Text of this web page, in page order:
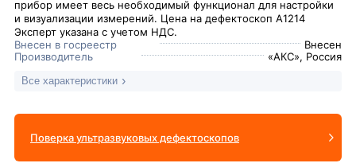
прибор имеет весь необходимый функционал для настройки
и визуализации измерений. Цена на дефектоскоп A1214
Эксперт указана с учетом НДС.
Внесен в госреестр
Внесен
Производитель
«АКС», Россия
Все характеристики
Поверка ультразвуковых дефектоскопов